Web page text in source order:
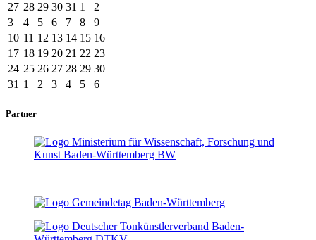
27 28 29 30 31 1
2
3
4 5 6 7 8
9
10 11 12 13 14 15 16
17 18 19 20 21 22 23
24 25 26 27 28 29 30
31 1 2 3 4 5 6
Partner